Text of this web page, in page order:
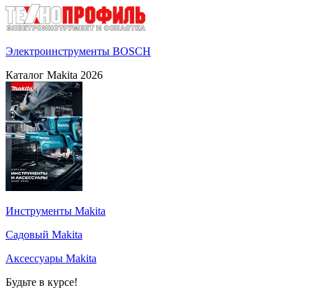
Электроинструменты BOSCH
Каталог Makita 2026
Инструменты Makita
Садовый Makita
Аксессуары Makita
Будьте в курсе!